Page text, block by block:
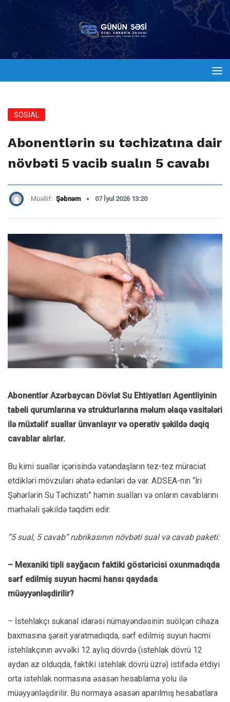
SOSİAL
Abonentlərin su təchizatına dair
növbəti 5 vacib sualın 5 cavabı
Müəllif: Şəbnəm 07 İyul 2026 13:20
Abonentlər Azərbaycan Dövlət Su Ehtiyatları Agentliyinin
tabeli qurumlarına və strukturlarına məlum əlaqə vasitələri
ilə müxtəlif suallar ünvanlayır və operativ şəkildə dəqiq
cavablar alırlar.
Bu kimi suallar içərisində vətəndaşların tez-tez müraciət
etdikləri mövzuları əhatə edənləri də var. ADSEA-nın “İri
Şəhərlərin Su Təchizatı” həmin sualları və onların cavablarını
mərhələli şəkildə təqdim edir.
“5 sual, 5 cavab” rubrikasının növbəti sual və cavab paketi:
– Mexaniki tipli sayğacın faktiki göstəricisi oxunmadıqda
sərf edilmiş suyun həcmi hansı qaydada
müəyyənləşdirilir?
– İstehlakçı sukanal idarəsi nümayəndəsinin suölçən cihaza
baxmasına şərait yaratmadıqda, sərf edilmiş suyun həcmi
istehlakçının əvvəlki 12 aylıq dövrdə (istehlak dövrü 12
aydan az olduqda, faktiki istehlak dövrü üzrə) istifadə etdiyi
orta istehlak normasına əsasən hesablama yolu ilə
müəyyənləşdirilir. Bu normaya əsasən aparılmış hesabatlara